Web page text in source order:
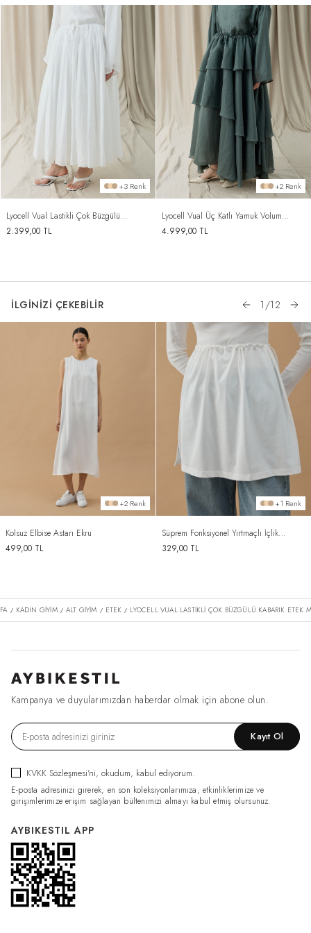
+3 Renk
Lyocell Vual Lastikli Çok Büzgülü
Kabarık Etek Ekru
2.399,00TL
+2 Renk
Lyocell Vual Üç Katlı Yamuk Volum
Etek Nefti
4.999,00TL
İLGİNİZİ ÇEKEBİLİR 1 /12
+2 Renk
Kolsuz Elbise Astarı Ekru
499,00 TL
+1 Renk
Süprem Fonksiyonel Yırtmaçlı İçlik
Etek Ekru
329,00TL
/ KADIN GİYİM / ALT GİYİM / ETEK / LYOCELL VUAL LASTIKLI ÇOK BÜZGÜLÜ KABARIK ETEK
Kampanya ve duyularımızdan haberdar olmak için abone olun.
Kayıt Ol
KVKK Sözleşmesi'ni, okudum, kabul ediyorum.
E-posta adresinizi girerek, en son koleksiyonlarımıza, etkinliklerimize ve
girişimlerimize erişim sağlayan bültenimizi almayı kabul etmiş olursunuz.
AYBIKESTIL APP